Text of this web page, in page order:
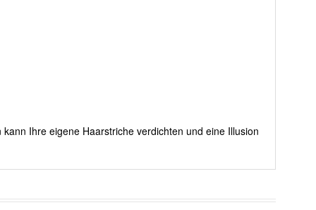
Ihre eigene Haarstriche verdichten und eine Illusion